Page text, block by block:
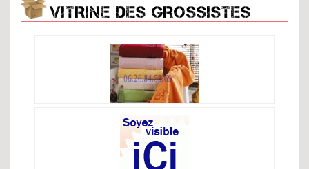
VITRINE DES GROSSISTES